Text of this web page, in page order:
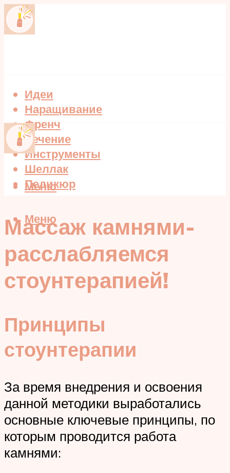
Идеи
Наращивание
Френч
Лечение
Инструменты
Шеллак
Педикюр
Меню
Меню
Массаж камнями-
расслабляемся
стоунтерапией!
Принципы
стоунтерапии
За время внедрения и освоения
данной методики выработались
основные ключевые принципы, по
которым проводится работа
камнями: